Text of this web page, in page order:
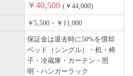
￥40,500 (￥44,000)
￥5,500・￥11,000
保証金は退去時に50%を償却
ベッド（シングル）・机・椅
子・冷蔵庫・カーテン・照
明・ハンガーラック